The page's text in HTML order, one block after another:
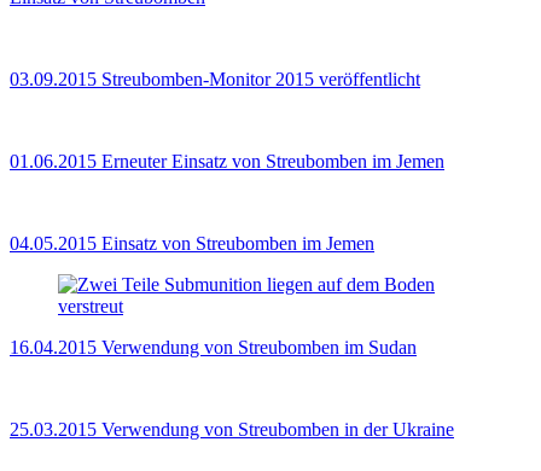
03.09.2015 Streubomben-Monitor 2015 veröffentlicht
01.06.2015 Erneuter Einsatz von Streubomben im Jemen
04.05.2015 Einsatz von Streubomben im Jemen
16.04.2015 Verwendung von Streubomben im Sudan
25.03.2015 Verwendung von Streubomben in der Ukraine